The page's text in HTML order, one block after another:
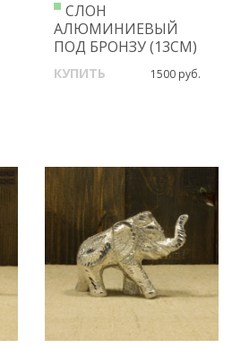
СЛОН
АЛЮМИНИЕВЫЙ
ПОД БРОНЗУ (13СМ)
КУПИТЬ 1500 руб.